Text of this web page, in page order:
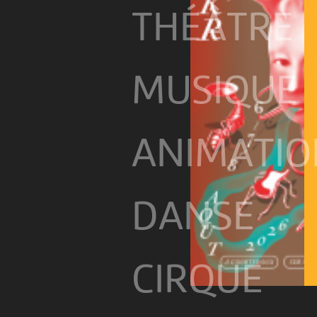
THÉÂTRE
MUSIQUE
DANSE
CIRQUE